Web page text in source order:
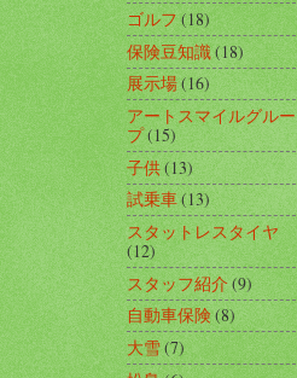
ゴルフ(18)
保険豆知識(18)
展示場(16)
アートスマイルグルー
プ(15)
子供(13)
試乗車(13)
スタットレスタイヤ
(12)
スタッフ紹介(9)
自動車保険(8)
大雪(7)